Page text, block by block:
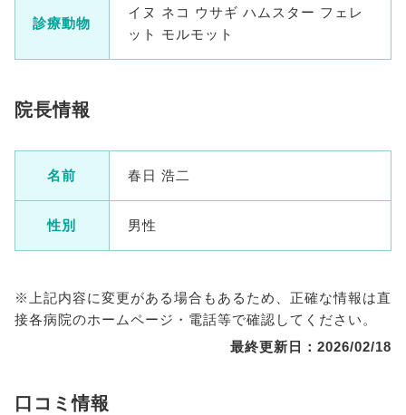
診療動物
イヌ ネコ ウサギ ハムスター フェレ
ット モルモット
院長情報
名前 春日 浩二
性別 男性
※上記内容に変更がある場合もあるため、正確な情報は直
接各病院のホームページ・電話等で確認してください。
最終更新日：2026/02/18
口コミ情報